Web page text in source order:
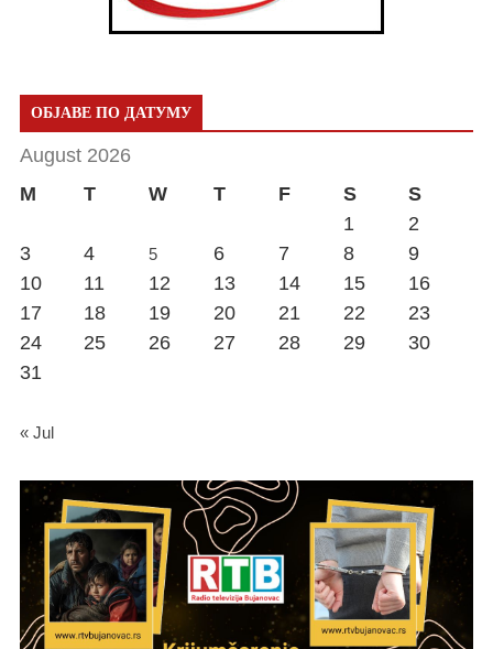
ОБЈАВЕ ПО ДАТУМУ
August 2026
M
T W T F S
S
1
2
3
4 5 6 7 8
9
10
11 12 13 14 15
16
17
18 19 20 21 22
23
24
25 26 27 28 29
30
31
« Jul